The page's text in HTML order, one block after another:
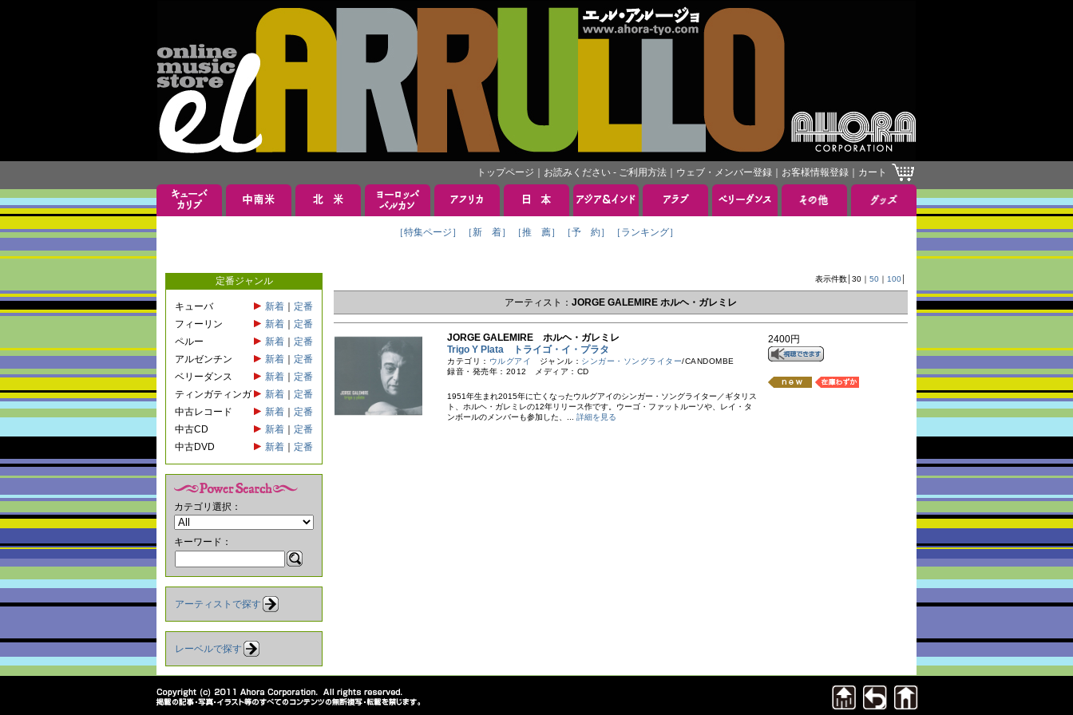
トップページ お読みください - ご利用方法 ウェブ・メンバー登録 お客様情報登録 カート
［特集ページ］ ［新 着］ ［推 薦］ ［予 約］ ［ランキング］
定番ジャンル
キューバ 新着
定番
フィーリン
新着
定番
ペルー
新着
定番
アルゼンチン
新着
定番
ベリーダンス
新着
定番
ティンガティンガ
新着
定番
中古レコード
新着
定番
中古CD
新着
定番
中古DVD
新着 定番
カテゴリ選択：
キーワード：
アーティストで探す
レーベルで探す
表示件数│ 30 ｜ 50 ｜ 100
アーティスト： JORGE GALEMIRE ホルヘ・ガレミレ
JORGE GALEMIRE ホルヘ・ガレミレ
Trigo Y Plata トライゴ・イ・プラタ
カテゴリ： ウルグアイ ジャンル： シンガー・ソングライター/CANDOMBE
録音・発売年：2012 メディア：CD
1951年生まれ2015年に亡くなったウルグアイのシンガー・ソングライター／ギタリス
ト、ホルヘ・ガレミレの12年リリース作です。ウーゴ・ファットルーソや、レイ・タ
ンボールのメンバーも参加した、... 詳細を見る
2400円